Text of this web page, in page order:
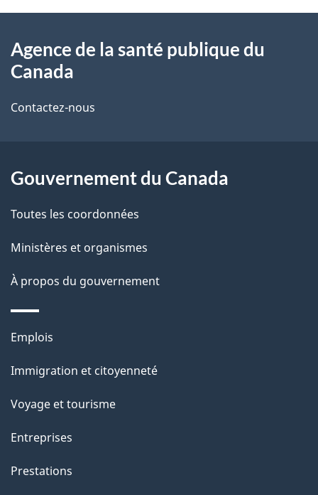
i
s
e
l
a
p
a
g
e
propos
ce
Agence de la santé publique du
Canada
Contactez-nous
Gouvernement du Canada
Toutes les coordonnées
Ministères et organismes
À propos du gouvernement
Thèmes
sujets
Emplois
Immigration et citoyenneté
Voyage et tourisme
Entreprises
Prestations